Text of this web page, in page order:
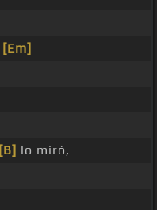
[Em]
[B] lo miró,